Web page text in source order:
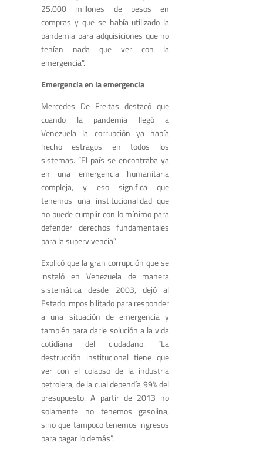
25.000 millones de pesos en
compras y que se había utilizado la
pandemia para adquisiciones que no
tenían nada que ver con la
emergencia”.
Emergencia en la emergencia
Mercedes De Freitas destacó que
cuando la pandemia llegó a
Venezuela la corrupción ya había
hecho estragos en todos los
sistemas. “El país se encontraba ya
en una emergencia humanitaria
compleja, y eso significa que
tenemos una institucionalidad que
no puede cumplir con lo mínimo para
defender derechos fundamentales
para la supervivencia”.
Explicó que la gran corrupción que se
instaló en Venezuela de manera
sistemática desde 2003, dejó al
Estado imposibilitado para responder
a una situación de emergencia y
también para darle solución a la vida
cotidiana del ciudadano. “La
destrucción institucional tiene que
ver con el colapso de la industria
petrolera, de la cual dependía 99% del
presupuesto. A partir de 2013 no
solamente no tenemos gasolina,
sino que tampoco tenemos ingresos
para pagar lo demás”.